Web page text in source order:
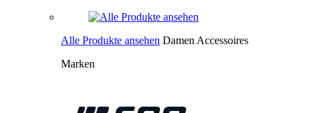
Alle Produkte ansehen Damen Accessoires
Marken